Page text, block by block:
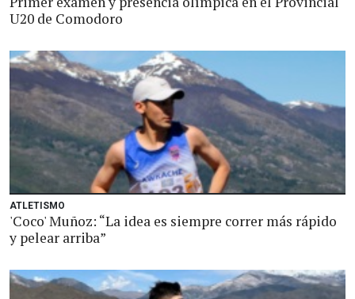
U20 de Comodoro
ATLETISMO
'Coco' Muñoz: “La idea es siempre correr más rápido
y pelear arriba”